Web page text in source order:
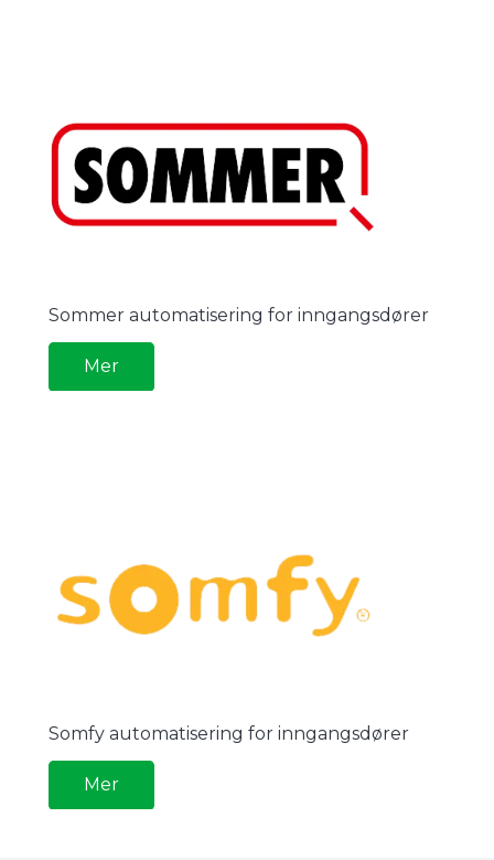
Sommer automatisering for inngangsdører
Mer
Somfy automatisering for inngangsdører
Mer